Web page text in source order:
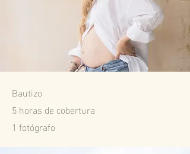
Bautizo
5 horas de cobertura
1 fotógrafo